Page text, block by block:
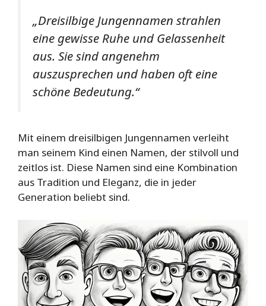
„Dreisilbige Jungennamen strahlen
eine gewisse Ruhe und Gelassenheit
aus. Sie sind angenehm
auszusprechen und haben oft eine
schöne Bedeutung.“
Mit einem dreisilbigen Jungennamen verleiht
man seinem Kind einen Namen, der stilvoll und
zeitlos ist. Diese Namen sind eine Kombination
aus Tradition und Eleganz, die in jeder
Generation beliebt sind.